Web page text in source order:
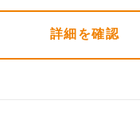
詳細 を確認